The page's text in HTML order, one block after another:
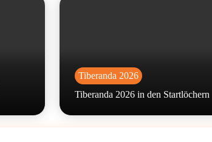
Tiberanda 2026
Tiberanda 2026 in den Startlöchern